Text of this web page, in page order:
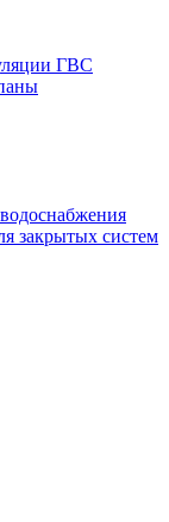
ГВС
закрытых систем